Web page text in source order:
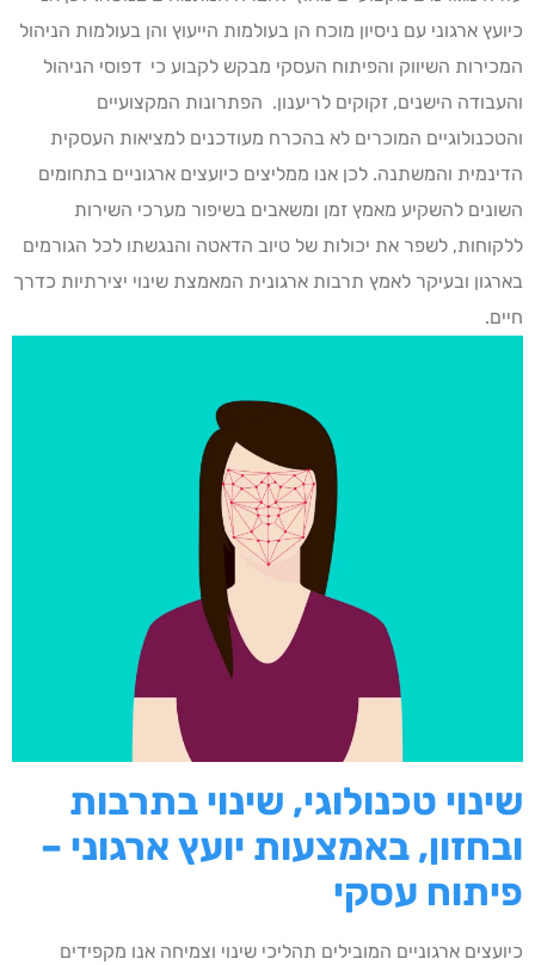
כיועץ ארגוני עם ניסיון מוכח הן בעולמות הייעוץ והן בעולמות הניהול
המכירות השיווק והפיתוח העסקי מבקש לקבוע כי דפוסי הניהול
והעבודה הישנים, זקוקים לריענון. הפתרונות המקצועיים
והטכנולוגיים המוכרים לא בהכרח מעודכנים למציאות העסקית
הדינמית והמשתנה. לכן אנו ממליצים כיועצים ארגוניים בתחומים
השונים להשקיע מאמץ זמן ומשאבים בשיפור מערכי השירות
ללקוחות, לשפר את יכולות של טיוב הדאטה והנגשתו לכל הגורמים
בארגון ובעיקר לאמץ תרבות ארגונית המאמצת שינוי יצירתיות כדרך
חיים.
שינוי טכנולוגי, שינוי בתרבות
ובחזון, באמצעות יועץ ארגוני –
פיתוח עסקי
כיועצים ארגוניים המובילים תהליכי שינוי וצמיחה אנו מקפידים